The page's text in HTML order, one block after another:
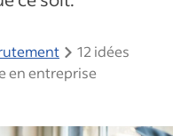
12 idées
en entreprise